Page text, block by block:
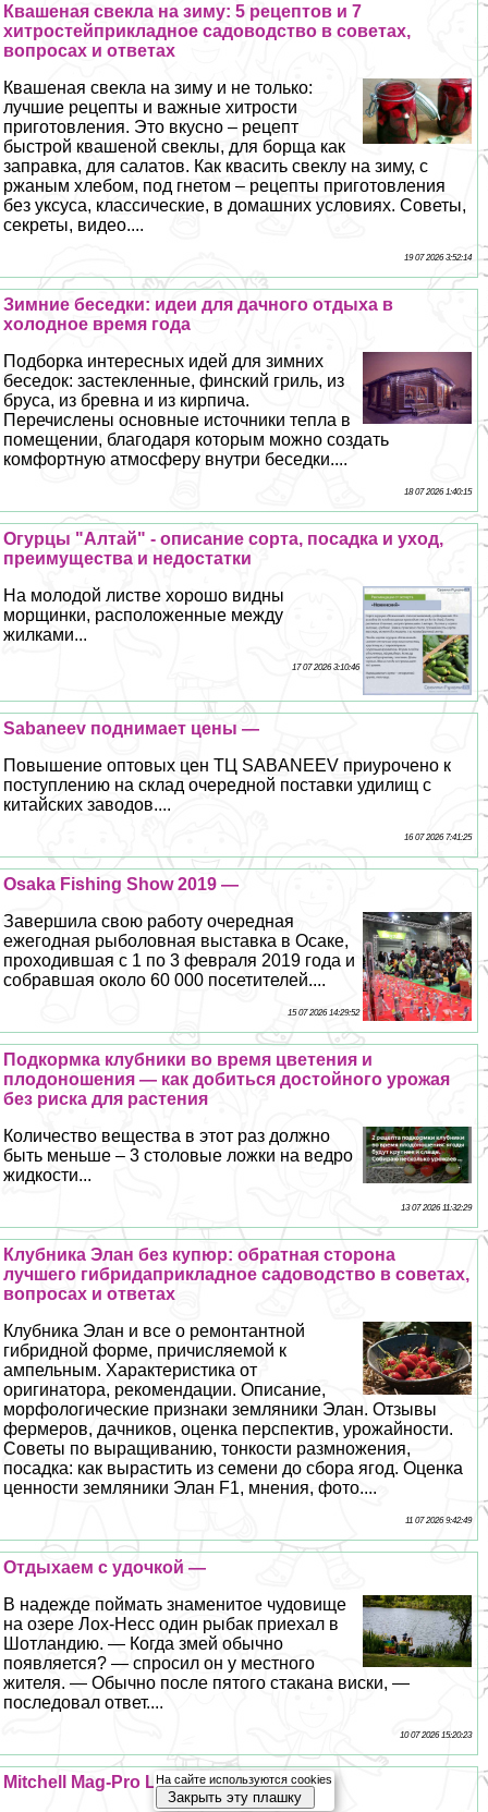
Квашеная свекла на зиму: 5 рецептов и 7
хитростейприкладное садоводство в советах,
вопросах и ответах
Квашеная свекла на зиму и не только:
лучшие рецепты и важные хитрости
приготовления. Это вкусно – рецепт
быстрой квашеной свеклы, для борща как
заправка, для салатов. Как квасить свеклу на зиму, с
ржаным хлебом, под гнетом – рецепты приготовления
без уксуса, классические, в домашних условиях. Советы,
секреты, видео....
19 07 2026 3:52:14
Зимние беседки: идеи для дачного отдыха в
холодное время года
Подборка интересных идей для зимних
беседок: застекленные, финский гриль, из
бруса, из бревна и из кирпича.
Перечислены основные источники тепла в
помещении, благодаря которым можно создать
комфортную атмосферу внутри беседки....
18 07 2026 1:40:15
Огурцы "Алтай" - описание сорта, посадка и уход,
преимущества и недостатки
На молодой листве хорошо видны
морщинки, расположенные между
жилками...
17 07 2026 3:10:46
Sabaneev поднимает цены —
Повышение оптовых цен ТЦ SABANEEV приурочено к
поступлению на склад очередной поставки удилищ с
китайских заводов....
16 07 2026 7:41:25
Osaka Fishing Show 2019 —
Завершила свою работу очередная
ежегодная рыболовная выставка в Осаке,
проходившая с 1 по 3 февраля 2019 года и
собравшая около 60 000 посетителей....
15 07 2026 14:29:52
Подкормка клубники во время цветения и
плодоношения — как добиться достойного урожая
без риска для растения
Количество вещества в этот раз должно
быть меньше – 3 столовые ложки на ведро
жидкости...
13 07 2026 11:32:29
Клубника Элан без купюр: обратная сторона
лучшего гибридаприкладное садоводство в советах,
вопросах и ответах
Клубника Элан и все о ремонтантной
гибридной форме, причисляемой к
ампельным. Хаpaктеристика от
оригинатора, рекомендации. Описание,
морфологические признаки земляники Элан. Отзывы
фермеров, дачников, оценка перспектив, урожайности.
Советы по выращиванию, тонкости размножения,
посадка: как вырастить из семени до сбора ягод. Оценка
ценности земляники Элан F1, мнения, фото....
11 07 2026 9:42:49
Отдыхаем с удочкой —
В надежде поймать знаменитое чудовище
на озере Лох-Несс один рыбак приехал в
Шотландию. — Когда змей обычно
появляется? — спросил он у местного
жителя. — Обычно после пятого стакана виски, —
последовал ответ....
10 07 2026 15:20:23
Mitchell Mag-Pro Lite —На сайте используются cookies
Закрыть эту плашку